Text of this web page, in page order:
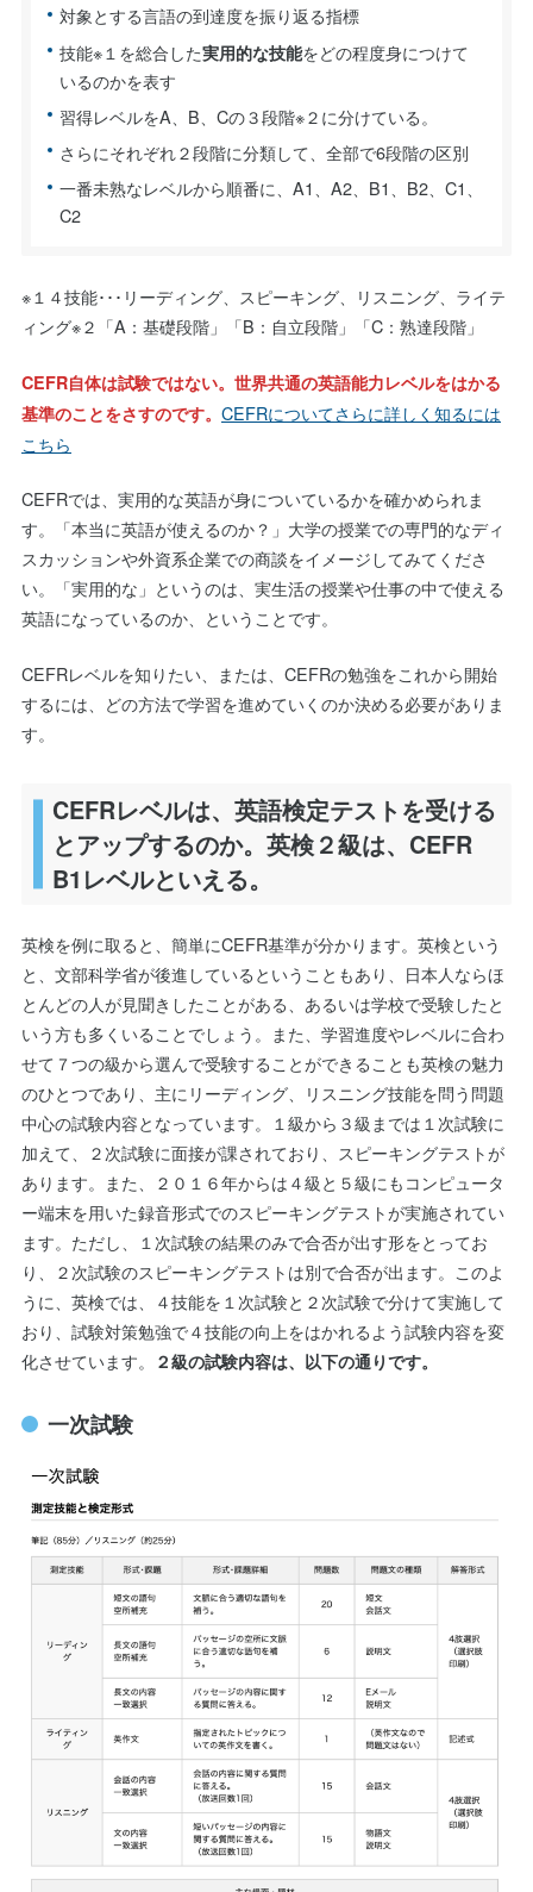
対象とする言語の到達度を振り返る指標
技能※１を総合した実用的な技能をどの程度身につけて
いるのかを表す
習得レベルをA、B、Cの３段階※２に分けている。
さらにそれぞれ２段階に分類して、全部で6段階の区別
一番未熟なレベルから順番に、A1、A2、B1、B2、C1、
C2
※１４技能･･･リーディング、スピーキング、リスニング、ライテ
ィング※２「A：基礎段階」「B：自立段階」「C：熟達段階」
CEFR自体は試験ではない。世界共通の英語能力レベルをはかる
基準のことをさすのです。 CEFRについてさらに詳しく知るには
こちら
CEFRでは、実用的な英語が身についているかを確かめられま
す。「本当に英語が使えるのか？」大学の授業での専門的なディ
スカッションや外資系企業での商談をイメージしてみてくださ
い。「実用的な」というのは、実生活の授業や仕事の中で使える
英語になっているのか、ということです。
CEFRレベルを知りたい、または、CEFRの勉強をこれから開始
するには、どの方法で学習を進めていくのか決める必要がありま
す。
CEFRレベルは、英語検定テストを受ける
とアップするのか。英検２級は、CEFR
B1レベルといえる。
英検を例に取ると、簡単にCEFR基準が分かります。英検という
と、文部科学省が後進しているということもあり、日本人ならほ
とんどの人が見聞きしたことがある、あるいは学校で受験したと
いう方も多くいることでしょう。また、学習進度やレベルに合わ
せて７つの級から選んで受験することができることも英検の魅力
のひとつであり、主にリーディング、リスニング技能を問う問題
中心の試験内容となっています。１級から３級までは１次試験に
加えて、２次試験に面接が課されており、スピーキングテストが
あります。また、２０１６年からは４級と５級にもコンピュータ
ー端末を用いた録音形式でのスピーキングテストが実施されてい
ます。ただし、１次試験の結果のみで合否が出す形をとってお
り、２次試験のスピーキングテストは別で合否が出ます。このよ
うに、英検では、４技能を１次試験と２次試験で分けて実施して
おり、試験対策勉強で４技能の向上をはかれるよう試験内容を変
化させています。 ２級の試験内容は、以下の通りです。
一次試験